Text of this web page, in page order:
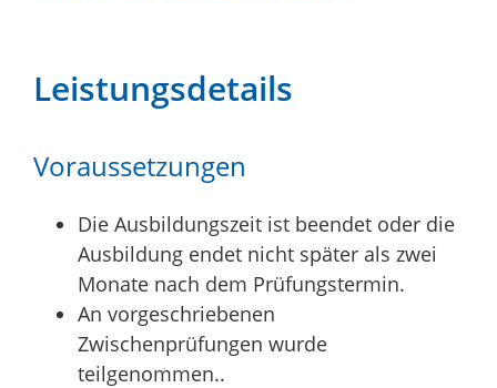
Leistungsdetails
Voraussetzungen
Die Ausbildungszeit ist beendet oder die
Ausbildung endet nicht später als zwei
Monate nach dem Prüfungstermin.
An vorgeschriebenen
Zwischenprüfungen wurde
teilgenommen..